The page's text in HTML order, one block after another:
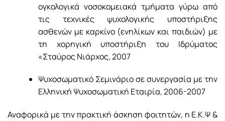
ογκολογικά νοσοκομειακά τμήματα γύρω από
τις τεχνικές ψυχολογικής υποστήριξης
ασθενών με καρκίνο (ενηλίκων και παιδιών) με
τη χορηγική υποστήριξη του Ιδρύματος
«Σταύρος Νιάρχος, 2007
Ψυχοσωματικό Σεμινάριο σε συνεργασία με την
Ελληνική Ψυχοσωματική Εταιρία, 2006-2007
Αναφορικά με την πρακτική άσκηση φοιτητών, η Ε.Κ.Ψ &